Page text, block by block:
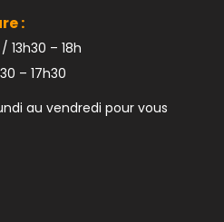
:
13h30 – 18h
– 17h30
au vendredi pour vous